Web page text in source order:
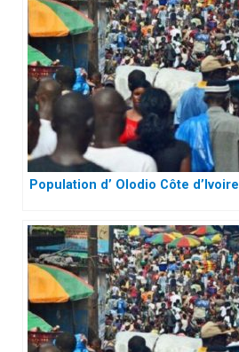
Population d’ Olodio Côte d’Ivoire